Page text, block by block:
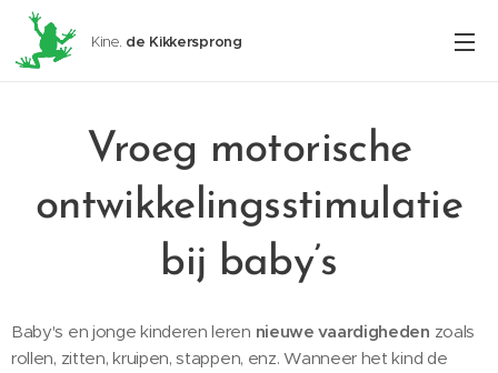
Kine. de Kikkersprong
Vroeg motorische
ontwikkelingsstimulatie
bij baby’s
Baby's en jonge kinderen leren nieuwe vaardigheden zoals
rollen, zitten, kruipen, stappen, enz. Wanneer het kind de